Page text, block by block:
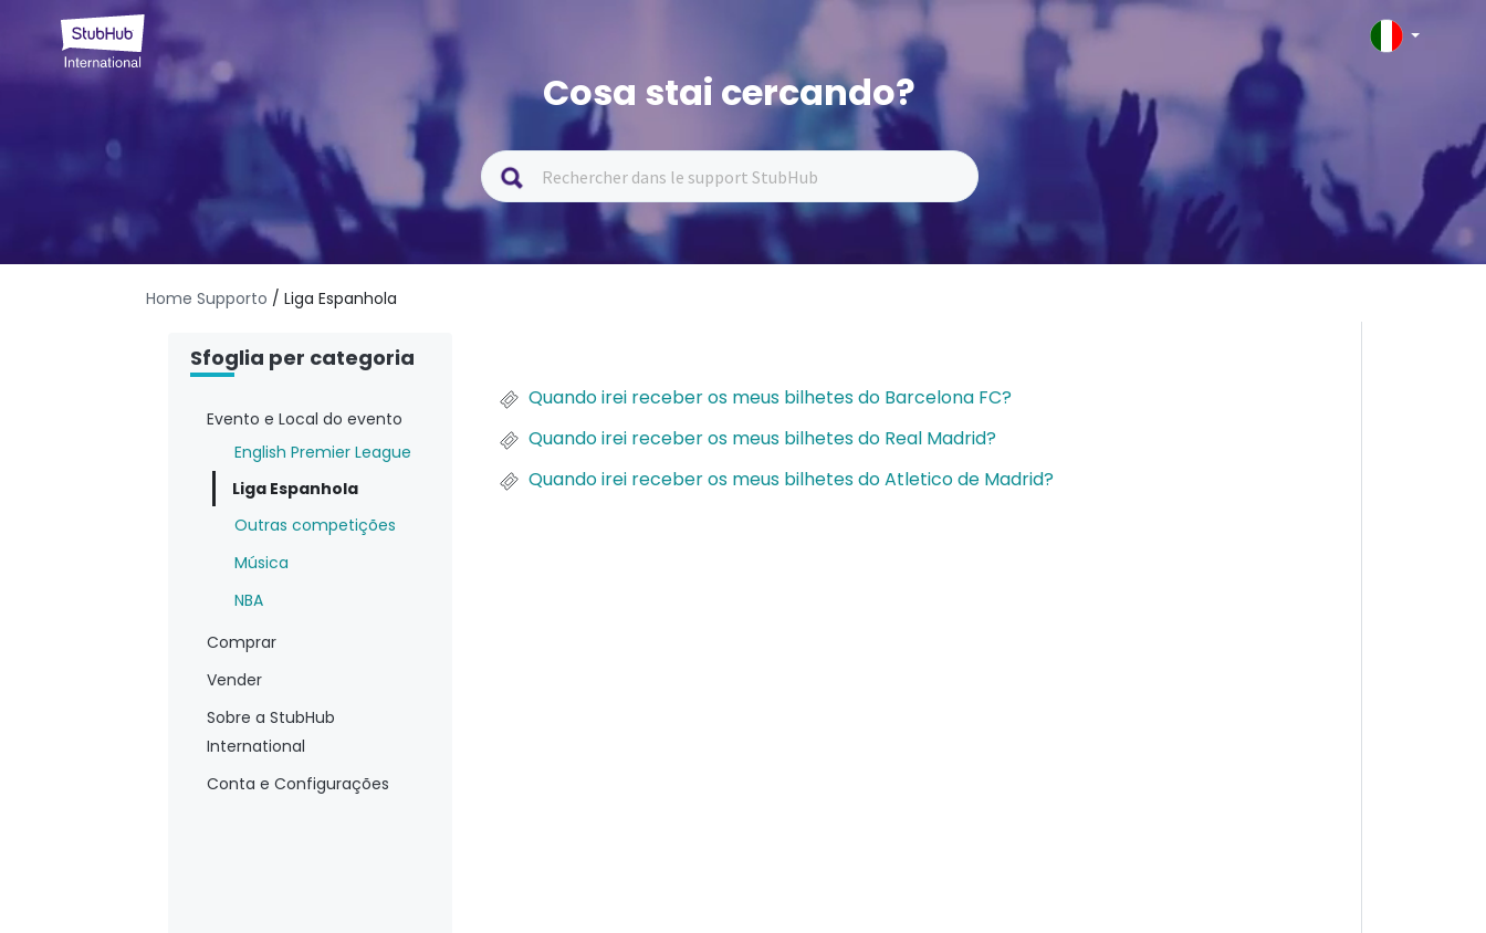
Cosa stai cercando?
Home Supporto / Liga Espanhola
Sfoglia per categoria
Evento e Local do evento
English Premier League
Liga Espanhola
Outras competições
Música
NBA
Comprar
Vender
Sobre a StubHub
International
Conta e Configurações
Quando irei receber os meus bilhetes do Barcelona FC?
Quando irei receber os meus bilhetes do Real Madrid?
Quando irei receber os meus bilhetes do Atletico de Madrid?